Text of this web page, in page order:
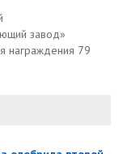
завод»
награждения 79